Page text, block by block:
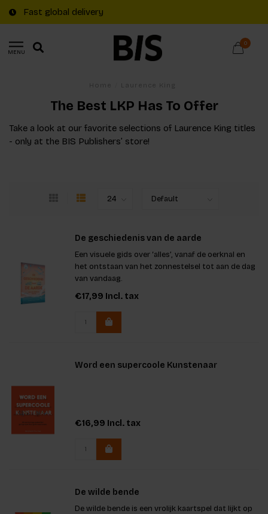
Fast global delivery
MENU
0
The Best LKP Has To Offer
Take a look at our favorite selections of Laurence King titles
- only at the BIS Publishers’ store!
De geschiedenis van de aarde
Een visuele gids over ‘alles’, vanaf de oerknal en
het ontstaan van het zonnestelsel tot aan de dag
van vandaag.
€17,99 Incl. tax
Word een supercoole Kunstenaar
€16,99 Incl. tax
De wilde bende
De wilde bende is een vrolijk kaartspel dat lijkt op